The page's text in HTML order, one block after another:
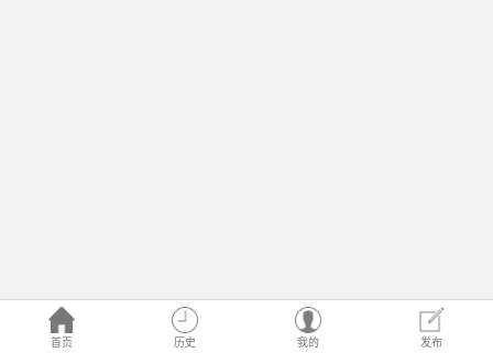
首页 历史 我的 发布